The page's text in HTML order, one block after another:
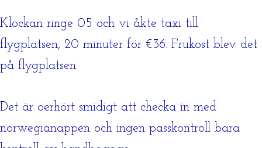
Klockan ringe 05 och vi åkte taxi till
flygplatsen, 20 minuter för €36. Frukost blev det
på flygplatsen.
Det är oerhört smidigt att checka in med
norwegianappen och ingen passkontroll bara